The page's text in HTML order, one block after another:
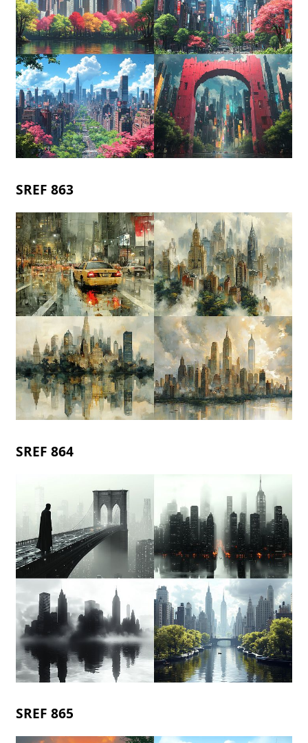
SREF 863
SREF 864
SREF 865